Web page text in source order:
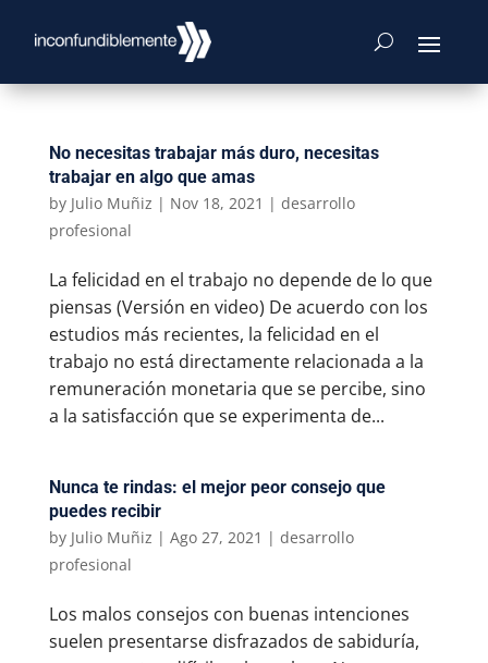
No necesitas trabajar más duro, necesitas
trabajar en algo que amas
by Julio Muñiz | Nov 18, 2021 | desarrollo
profesional
La felicidad en el trabajo no depende de lo que
piensas (Versión en video) De acuerdo con los
estudios más recientes, la felicidad en el
trabajo no está directamente relacionada a la
remuneración monetaria que se percibe, sino
a la satisfacción que se experimenta de...
Nunca te rindas: el mejor peor consejo que
puedes recibir
by Julio Muñiz | Ago 27, 2021 | desarrollo
profesional
Los malos consejos con buenas intenciones
suelen presentarse disfrazados de sabiduría,